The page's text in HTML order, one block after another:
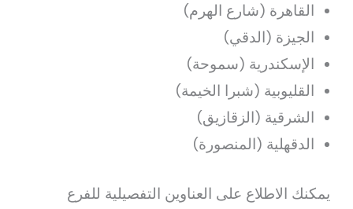
القاهرة (شارع الهرم)
الجيزة (الدقي)
الإسكندرية (سموحة)
القليوبية (شبرا الخيمة)
الشرقية (الزقازيق)
الدقهلية (المنصورة)
يمكنك الاطلاع على العناوين التفصيلية للفرع